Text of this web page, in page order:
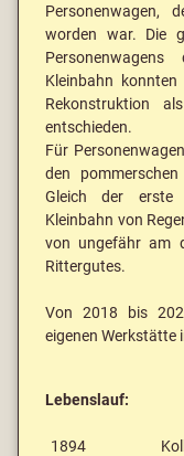
Personenwagen,
worden war. Die
Kleinbahn
Rekonstruktion
entschieden.
Für
den
Gleich der erste
Kleinbahn von
von ungefähr am
Rittergutes.
Von 2018 bis
eigenen Werkstätte
Lebenslauf:
1894